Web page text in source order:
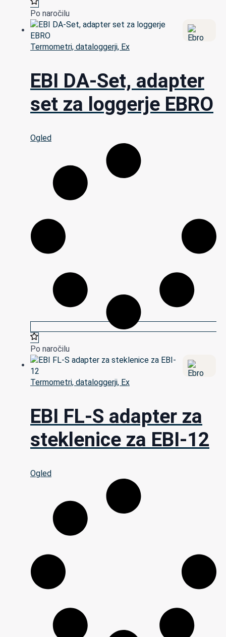
Po naročilu
Termometri, dataloggerji, Ex
EBI DA-Set, adapter
set za loggerje EBRO
Ogled
Po naročilu
Termometri, dataloggerji, Ex
EBI FL-S adapter za
steklenice za EBI-12
Ogled